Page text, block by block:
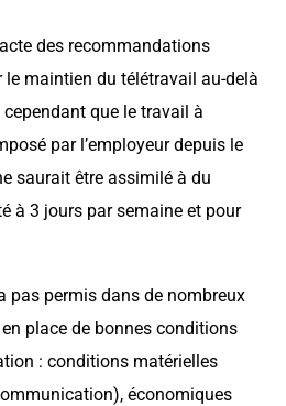
des recommandations
maintien du télétravail au-delà
que le travail à
par l’employeur depuis le
saurait être assimilé à du
à 3 jours par semaine et pour
pas permis dans de nombreux
place de bonnes conditions
: conditions matérielles
économiques